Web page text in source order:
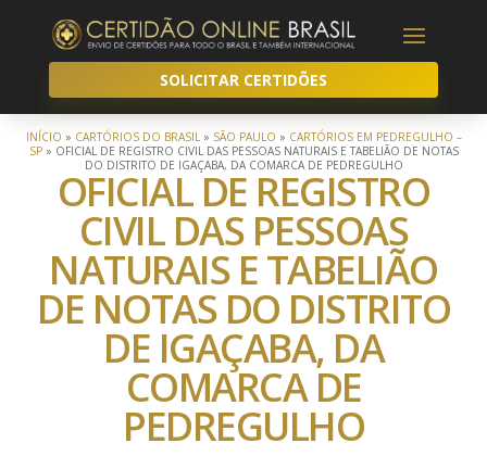
SOLICITAR CERTIDÕES
INÍCIO » CARTÓRIOS DO BRASIL» SÃO PAULO » CARTÓRIOS EM PEDREGULHO –
SP» OFICIAL DE REGISTRO CIVIL DAS PESSOAS NATURAIS E TABELIÃO DE NOTAS
DO DISTRITO DE IGAÇABA, DA COMARCA DE PEDREGULHO
OFICIAL DE REGISTRO
CIVIL DAS PESSOAS
NATURAIS E TABELIÃO
DE NOTAS DO DISTRITO
DE IGAÇABA, DA
COMARCA DE
PEDREGULHO